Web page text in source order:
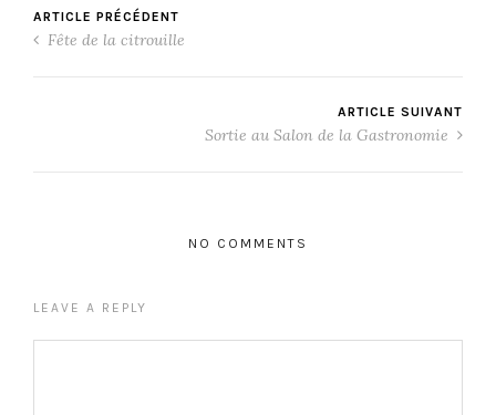
ARTICLE PRÉCÉDENT
Fête de la citrouille
ARTICLE SUIVANT
Sortie au Salon de la Gastronomie
NO COMMENTS
LEAVE A REPLY